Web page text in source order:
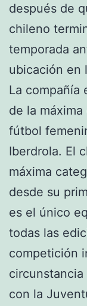
después de
chileno
temporada
ubicación en
La compañía
de la
fútbol
Iberdrola. El
máxima
desde su
es el único
todas las
competición
con la